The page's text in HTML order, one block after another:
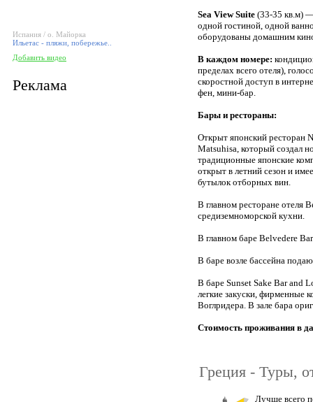
Испания / о. Майорка
Ильетас - пляжи, побережье..
Добавить видео
Реклама
Sea View Suite (33-35 кв.м) —
одной гостиной, одной
оборудованы домашним
В каждом номере:
пределах всего отеля),
скоростной доступ в
фен, мини-бар.
Бары и рестораны:
Открыт японский ресторан
Matsuhisa, который создал
традиционные японские
открыт в летний сезон и
бутылок отборных вин.
В главном ресторане отеля
средиземноморской кухни.
В главном баре Belvedere
В баре возле бассейна
В баре Sunset Sake Bar and
легкие закуски, фирменные
Воглридера. В зале бара
Стоимость проживания в
Греция - Туры,
Лучше всего